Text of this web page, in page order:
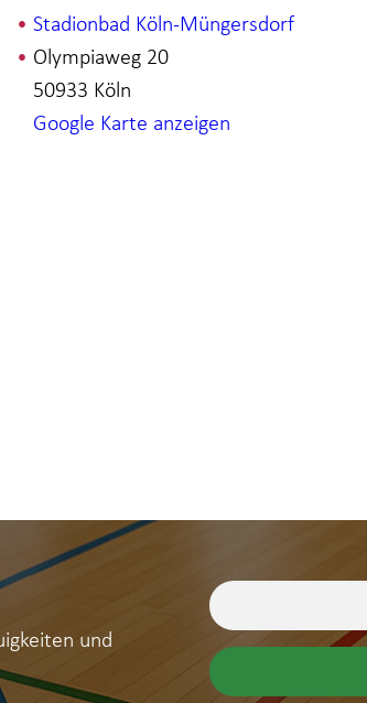
Stadionbad Köln-Müngersdorf
Olympiaweg 20
Köln
50933
Google Karte anzeigen
und